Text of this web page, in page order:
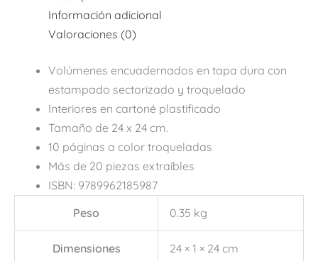
Información adicional
Valoraciones (0)
Volúmenes encuadernados en tapa dura con
estampado sectorizado y troquelado
Interiores en cartoné plastificado
Tamaño de 24 x 24 cm.
10 páginas a color troqueladas
Más de 20 piezas extraíbles
ISBN: 9789962185987
Peso
0.35 kg
Dimensiones 24 × 1 × 24 cm